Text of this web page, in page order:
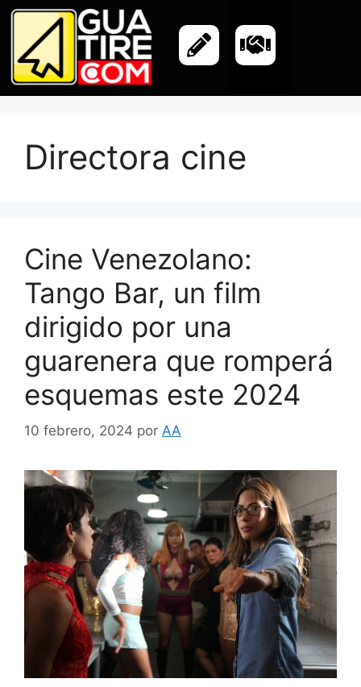
Directora cine
Cine Venezolano:
Tango Bar, un film
dirigido por una
guarenera que romperá
esquemas este 2024
10 febrero, 2024 por AA